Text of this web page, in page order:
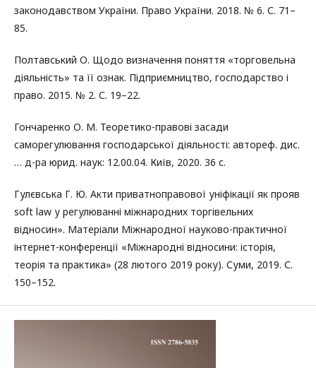
законодавством України. Право України. 2018. № 6. С. 71–
85.
Полтавський О. Щодо визначення поняття «торговельна
діяльність» та її ознак. Підприємництво, господарство і
право. 2015. № 2. С. 19–22.
Гончаренко О. М. Теоретико-правові засади
саморегулювання господарської діяльності: автореф. дис.
… д-ра юрид. наук: 12.00.04. Київ, 2020. 36 с.
Гулєвська Г. Ю. Акти приватноправової уніфікації як прояв
soft law у регулюванні міжнародних торгівельних
відносин». Матеріали Міжнародної науково-практичної
інтернет-конференції «Міжнародні відносини: історія,
теорія та практика» (28 лютого 2019 року). Суми, 2019. С.
150–152.